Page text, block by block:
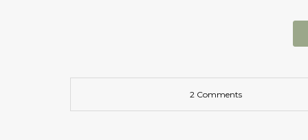
2 Comments